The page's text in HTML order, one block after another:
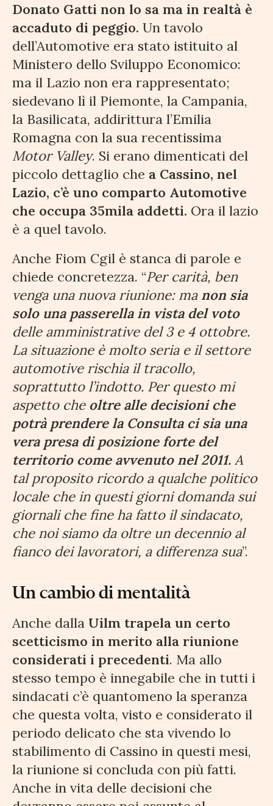
Donato Gatti non lo sa ma in realtà è
accaduto di peggio. Un tavolo
dell’Automotive era stato istituito al
Ministero dello Sviluppo Economico:
ma il Lazio non era rappresentato;
siedevano lì il Piemonte, la Campania,
la Basilicata, addirittura l’Emilia
Romagna con la sua recentissima
Motor Valley. Si erano dimenticati del
piccolo dettaglio che a Cassino, nel
Lazio, c’è uno comparto Automotive
che occupa 35mila addetti. Ora il lazio
è a quel tavolo.
Anche Fiom Cgil è stanca di parole e
chiede concretezza. “Per carità, ben
venga una nuova riunione: manon sia
solo una passerella in vista del voto
delle amministrative del 3 e 4 ottobre.
La situazione è molto seria e il settore
automotive rischia il tracollo,
soprattutto l’indotto. Per questo mi
aspetto che oltre alle decisioni che
potrà prendere la Consulta ci sia una
vera presa di posizione forte del
territorio come avvenuto nel 2011. A
tal proposito ricordo a qualche politico
locale che in questi giorni domanda sui
giornali che fine ha fatto il sindacato,
che noi siamo da oltre un decennio al
fianco dei lavoratori, a differenza sua”.
Un cambio di mentalità
Anche dalla Uilm trapela un certo
scetticismo in merito alla riunione
considerati i precedenti. Ma allo
stesso tempo è innegabile che in tutti i
sindacati c’è quantomeno la speranza
che questa volta, visto e considerato il
periodo delicato che sta vivendo lo
stabilimento di Cassino in questi mesi,
la riunione si concluda con più fatti.
Anche in vita delle decisioni che